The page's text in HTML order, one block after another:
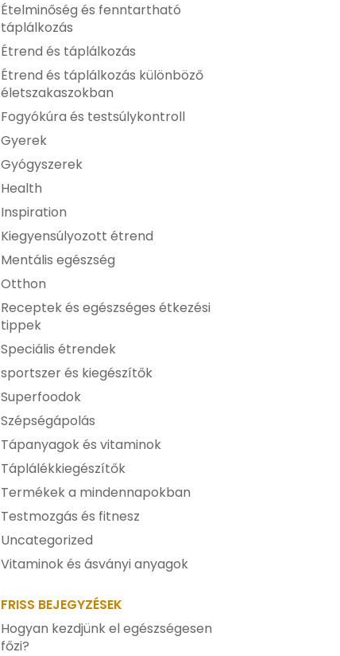
Ételminőség és fenntartható
táplálkozás
Étrend és táplálkozás
Étrend és táplálkozás különböző
életszakaszokban
Fogyókúra és testsúlykontroll
Gyerek
Gyógyszerek
Health
Inspiration
Kiegyensúlyozott étrend
Mentális egészség
Otthon
Receptek és egészséges étkezési
tippek
Speciális étrendek
sportszer és kiegészítők
Superfoodok
Szépségápolás
Tápanyagok és vitaminok
Táplálékkiegészítők
Termékek a mindennapokban
Testmozgás és fitnesz
Uncategorized
Vitaminok és ásványi anyagok
FRISS BEJEGYZÉSEK
Hogyan kezdjünk el egészségesen
főzi?